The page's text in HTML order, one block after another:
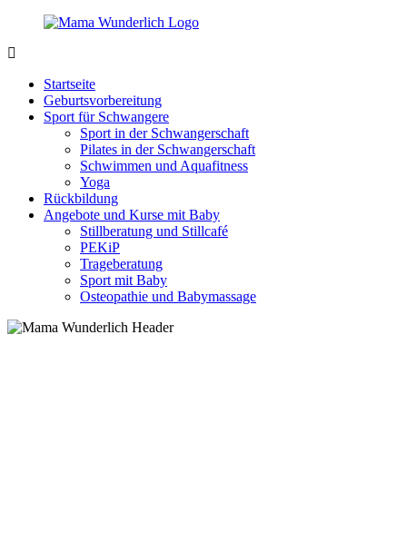
Zurück
Inhalt
sein
wunderbar!
Startseite
Geburtsvorbereitung
Sport für Schwangere
Sport in der Schwangerschaft
Pilates in der Schwangerschaft
Schwimmen und Aquafitness
Yoga
Rückbildung
Angebote und Kurse mit Baby
Stillberatung und Stillcafé
PEKiP
Trageberatung
Sport mit Baby
Osteopathie und Babymassage